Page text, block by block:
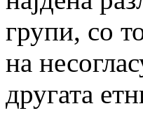
групи, со
на
другата